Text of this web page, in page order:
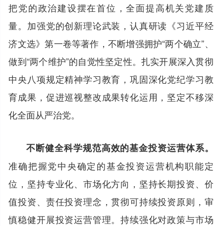
把党的政治建设摆在首位，全面提高机关党建质
量。加强党的创新理论武装，认真研读《习近平经
济文选》第一卷等著作，不断增强拥护“两个确立”、
做到“两个维护”的自觉性坚定性。扎实开展深入贯彻
中央八项规定精神学习教育，巩固深化党纪学习教
育成果，促进巡视整改成果转化运用，坚定不移深
化全面从严治党。
不断健全科学规范高效的基金投资运营体系。
准确把握党中央确定的基金投资运营机构职能定
位，坚持专业化、市场化方向，坚持长期投资、价
值投资、责任投资理念，贯彻可持续投资原则，审
慎稳健开展投资运营管理。持续强化对政策与市场